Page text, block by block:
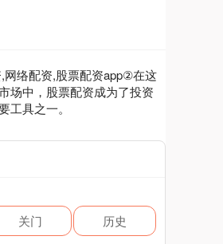
网络配资,股票配资app②在这
场中，股票配资成为了投资
工具之一。
关门 历史